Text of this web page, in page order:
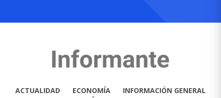
ACTUALIDAD ECONOMÍA
INFORMACIÓN GENERAL